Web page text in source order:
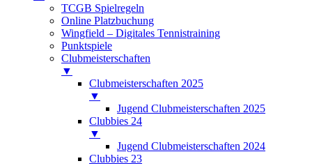
TCGB Spielregeln
Online Platzbuchung
Wingfield – Digitales Tennistraining
Punktspiele
Clubmeisterschaften
▼
Clubmeisterschaften 2025
▼
Jugend Clubmeisterschaften 2025
Clubbies 24
▼
Jugend Clubmeisterschaften 2024
Clubbies 23